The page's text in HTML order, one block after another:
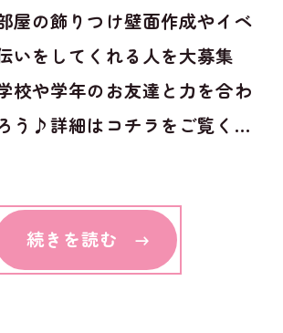
屋の飾りつけ壁面作成やイベ
いをしてくれる人を大募集
や学年のお友達と力を合わ
う♪詳細はコチラをご覧く...
続きを読む